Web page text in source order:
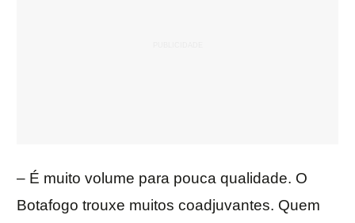
– É muito volume para pouca qualidade. O
Botafogo trouxe muitos coadjuvantes. Quem